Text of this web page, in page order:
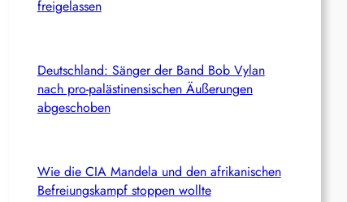
freigelassen
Deutschland: Sänger der Band Bob Vylan
nach pro-palästinensischen Äußerungen
abgeschoben
Wie die CIA Mandela und den afrikanischen
Befreiungskampf stoppen wollte